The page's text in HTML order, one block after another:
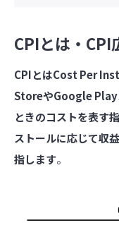
CPIとは・CPI
CPIとはCost Per
StoreやGoogle Play
ときのコストを表す
ストールに応じて収
指します。